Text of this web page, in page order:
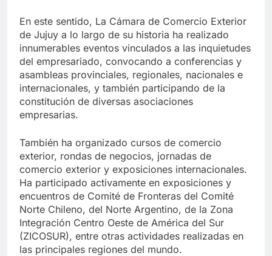
En este sentido, La Cámara de Comercio Exterior
de Jujuy a lo largo de su historia ha realizado
innumerables eventos vinculados a las inquietudes
del empresariado, convocando a conferencias y
asambleas provinciales, regionales, nacionales e
internacionales, y también participando de la
constitución de diversas asociaciones
empresarias.
También ha organizado cursos de comercio
exterior, rondas de negocios, jornadas de
comercio exterior y exposiciones internacionales.
Ha participado activamente en exposiciones y
encuentros de Comité de Fronteras del Comité
Norte Chileno, del Norte Argentino, de la Zona
Integración Centro Oeste de América del Sur
(ZICOSUR), entre otras actividades realizadas en
las principales regiones del mundo.